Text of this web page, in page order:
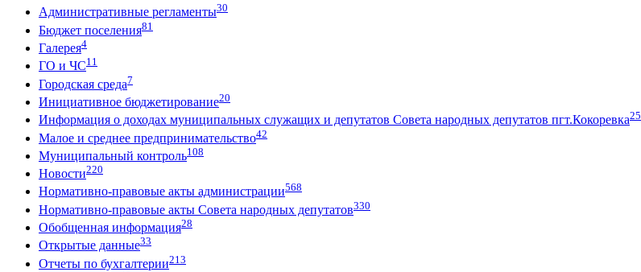
Административные регламенты30
Бюджет поселения81
Галерея4
ГО и ЧС11
Городская среда7
Инициативное бюджетирование20
Информация о доходах муниципальных служащих и депутатов Совета народных депутатов пгт.Кокоревка25
Малое и среднее предпринимательство42
Муниципальный контроль108
Новости220
Нормативно-правовые акты администрации568
Нормативно-правовые акты Совета народных депутатов330
Обобщенная информация28
Открытые данные33
Отчеты по бухгалтерии213